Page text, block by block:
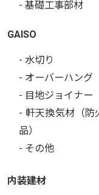
- 基礎工事部材
GAISO
- 水切り
- オーバーハング
- 目地ジョイナー
- 軒天換気材（防
品）
- その他
内装建材